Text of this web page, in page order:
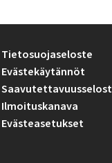
Tietosuojaseloste
Evästekäytännöt
Ilmoituskanava
Evästeasetukset